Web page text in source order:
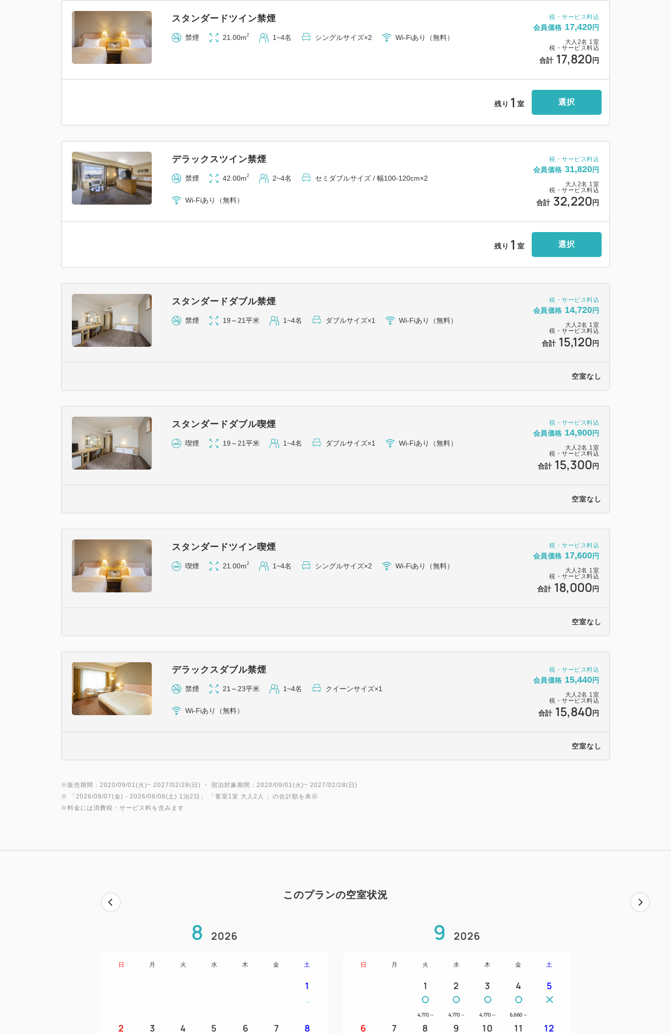
税・サービス料込
会員価格 17,420円
大人 2名 1室
税・サービス料込
合計 17,820 円
スタンダードツイン禁煙
禁煙 21.00m2 1~4名 シングルサイズ×2 Wi-Fiあり（無料）
残り 1 室 選択
税・サービス料込
会員価格 31,820円
大人 2名 1室
税・サービス料込
合計 32,220 円
デラックスツイン禁煙
禁煙 42.00m2 2~4名 セミダブルサイズ / 幅100-120cm×2
Wi-Fiあり（無料）
残り 1 室 選択
税・サービス料込
会員価格 14,720円
大人 2名 1室
税・サービス料込
合計 15,120 円
スタンダードダブル禁煙
禁煙 19～21平米 1~4名 ダブルサイズ×1 Wi-Fiあり（無料）
空室なし
税・サービス料込
会員価格 14,900円
大人 2名 1室
税・サービス料込
合計 15,300 円
スタンダードダブル喫煙
喫煙 19～21平米 1~4名 ダブルサイズ×1 Wi-Fiあり（無料）
空室なし
税・サービス料込
会員価格 17,600円
大人 2名 1室
税・サービス料込
合計 18,000 円
スタンダードツイン喫煙
喫煙 21.00m2 1~4名 シングルサイズ×2 Wi-Fiあり（無料）
空室なし
税・サービス料込
会員価格 15,440円
大人 2名 1室
税・サービス料込
合計 15,840 円
デラックスダブル禁煙
禁煙 21～23平米 1~4名 クイーンサイズ×1
Wi-Fiあり（無料）
空室なし
※販売期間：2020/09/01(火)~ 2027/02/28(日) ・ 宿泊対象期間：2020/09/01(火)~ 2027/02/28(日)
※ 「 2026/08/07(金) - 2026/08/08(土) 1泊2日 」 「 客室1室 大人2人
」の合計額を表示
※料金には消費税・サービス料を含みます
このプランの空室状況
8 2026
日 月 火 水 木 金 土
1
2 3 4 5 6 7 8
9 2026
日 月 火 水 木 金 土
1
4,770 ～
2
4,770 ～
3
4,770 ～
4
6,660 ～
5
6 7 8 9 10 11 12